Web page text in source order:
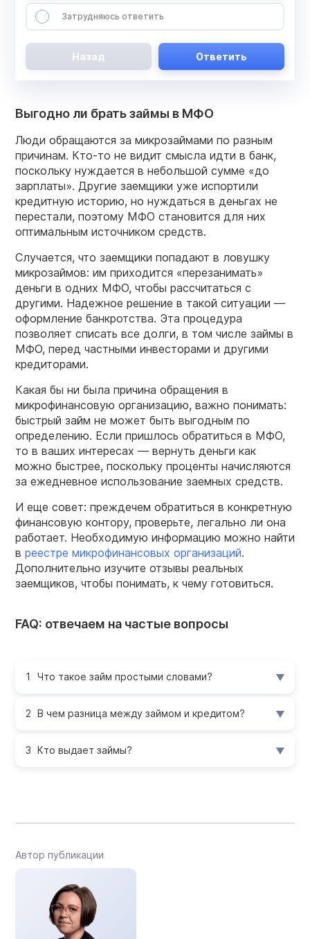
Затрудняюсь ответить
Назад Ответить
Выгодно ли брать займы в МФО
Люди обращаются за микрозаймами по разным
причинам. Кто-то не видит смысла идти в банк,
поскольку нуждается в небольшой сумме «до
зарплаты». Другие заемщики уже испортили
кредитную историю, но нуждаться в деньгах не
перестали, поэтому МФО становится для них
оптимальным источником средств.
Случается, что заемщики попадают в ловушку
микрозаймов: им приходится «перезанимать»
деньги в одних МФО, чтобы рассчитаться с
другими. Надежное решение в такой ситуации —
оформление банкротства. Эта процедура
позволяет списать все долги, в том числе займы в
МФО, перед частными инвесторами и другими
кредиторами.
Какая бы ни была причина обращения в
микрофинансовую организацию, важно понимать:
быстрый займ не может быть выгодным по
определению. Если пришлось обратиться в МФО,
то в ваших интересах — вернуть деньги как
можно быстрее, поскольку проценты начисляются
за ежедневное использование заемных средств.
И еще совет: преждечем обратиться в конкретную
финансовую контору, проверьте, легально ли она
работает. Необходимую информацию можно найти
в реестре микрофинансовых организаций.
Дополнительно изучите отзывы реальных
заемщиков, чтобы понимать, к чему готовиться.
FAQ: отвечаем на частые вопросы
Что такое займ простыми словами?
В чем разница между займом и кредитом?
Кто выдает займы?
Автор публикации